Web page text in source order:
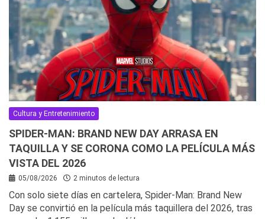
Cultura y Entretenimiento
SPIDER-MAN: BRAND NEW DAY ARRASA EN
TAQUILLA Y SE CORONA COMO LA PELÍCULA MÁS
VISTA DEL 2026
05/08/2026 2 minutos de lectura
Con solo siete días en cartelera, Spider-Man: Brand New
Day se convirtió en la película más taquillera del 2026, tras